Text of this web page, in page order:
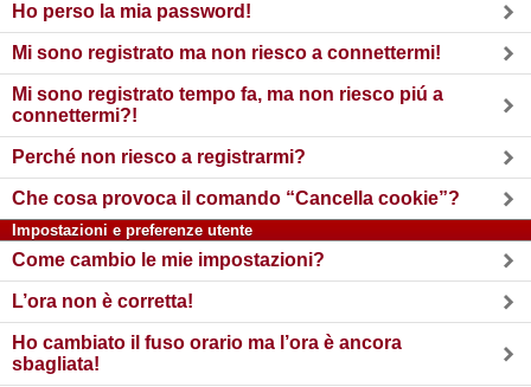
Ho perso la mia password!
Mi sono registrato ma non riesco a connettermi!
Mi sono registrato tempo fa, ma non riesco piú a
connettermi?!
Perché non riesco a registrarmi?
Che cosa provoca il comando “Cancella cookie”?
Impostazioni e preferenze utente
Come cambio le mie impostazioni?
L’ora non è corretta!
Ho cambiato il fuso orario ma l’ora è ancora
sbagliata!